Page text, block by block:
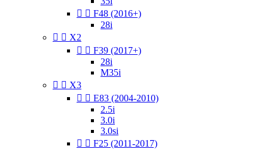
  F48 (2016+)
28i
  X2
  F39 (2017+)
28i
M35i
  X3
  E83 (2004-2010)
2.5i
3.0i
3.0si
  F25 (2011-2017)